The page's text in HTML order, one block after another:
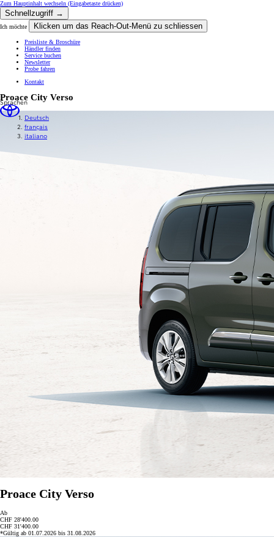
Zum Hauptinhalt wechseln (Eingabetaste drücken)
Schnellzugriff →
Ich möchte Klicken um das Reach-Out-Menü zu schliessen
Preisliste & Broschüre
Händler finden
Service buchen
Newsletter
Probe fahren
Kontakt
Sprachen
Deutsch
français
italiano
Proace City Verso
Proace City Verso
Ab
CHF 28'400.00
CHF 31'400.00
*Gültig ab 01.07.2026 bis 31.08.2026